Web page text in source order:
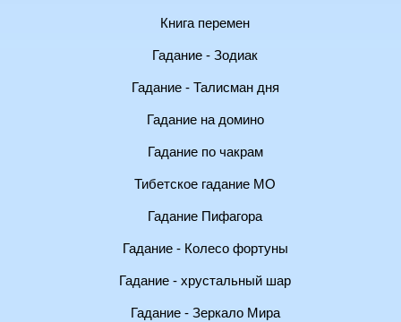
Книга перемен
Гадание - Зодиак
Гадание - Талисман дня
Гадание на домино
Гадание по чакрам
Тибетское гадание МО
Гадание Пифагора
Гадание - Колесо фортуны
Гадание - хрустальный шар
Гадание - Зеркало Мира